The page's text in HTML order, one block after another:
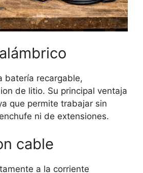
batería recargable,
de litio. Su principal ventaja
que permite trabajar sin
ni de extensiones.
cable
a la corriente